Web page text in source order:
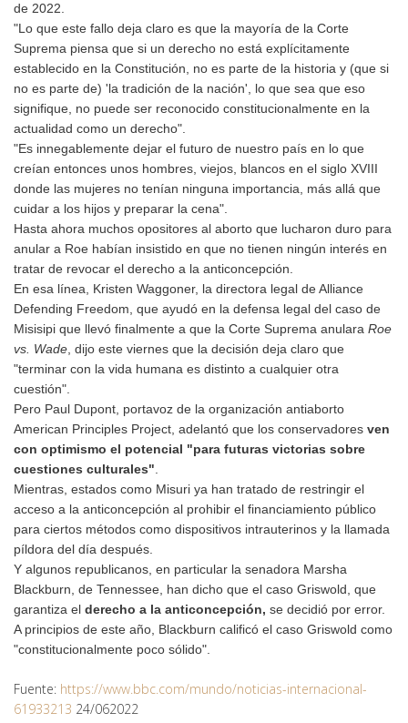
de 2022.
"Lo que este fallo deja claro es que la mayoría de la Corte
Suprema piensa que si un derecho no está explícitamente
establecido en la Constitución, no es parte de la historia y (que si
no es parte de) 'la tradición de la nación', lo que sea que eso
signifique, no puede ser reconocido constitucionalmente en la
actualidad como un derecho".
"Es innegablemente dejar el futuro de nuestro país en lo que
creían entonces unos hombres, viejos, blancos en el siglo XVIII
donde las mujeres no tenían ninguna importancia, más allá que
cuidar a los hijos y preparar la cena".
Hasta ahora muchos opositores al aborto que lucharon duro para
anular a Roe habían insistido en que no tienen ningún interés en
tratar de revocar el derecho a la anticoncepción.
En esa línea, Kristen Waggoner, la directora legal de Alliance
Defending Freedom, que ayudó en la defensa legal del caso de
Misisipi que llevó finalmente a que la Corte Suprema anulara Roe
vs. Wade, dijo este viernes que la decisión deja claro que
"terminar con la vida humana es distinto a cualquier otra
cuestión".
Pero Paul Dupont, portavoz de la organización antiaborto
American Principles Project, adelantó que los conservadores ven
con optimismo el potencial "para futuras victorias sobre
cuestiones culturales".
Mientras, estados como Misuri ya han tratado de restringir el
acceso a la anticoncepción al prohibir el financiamiento público
para ciertos métodos como dispositivos intrauterinos y la llamada
píldora del día después.
Y algunos republicanos, en particular la senadora Marsha
Blackburn, de Tennessee, han dicho que el caso Griswold, que
garantiza el derecho a la anticoncepción, se decidió por error.
A principios de este año, Blackburn calificó el caso Griswold como
"constitucionalmente poco sólido".
Fuente: https://www.bbc.com/mundo/noticias-internacional-
61933213 24/062022